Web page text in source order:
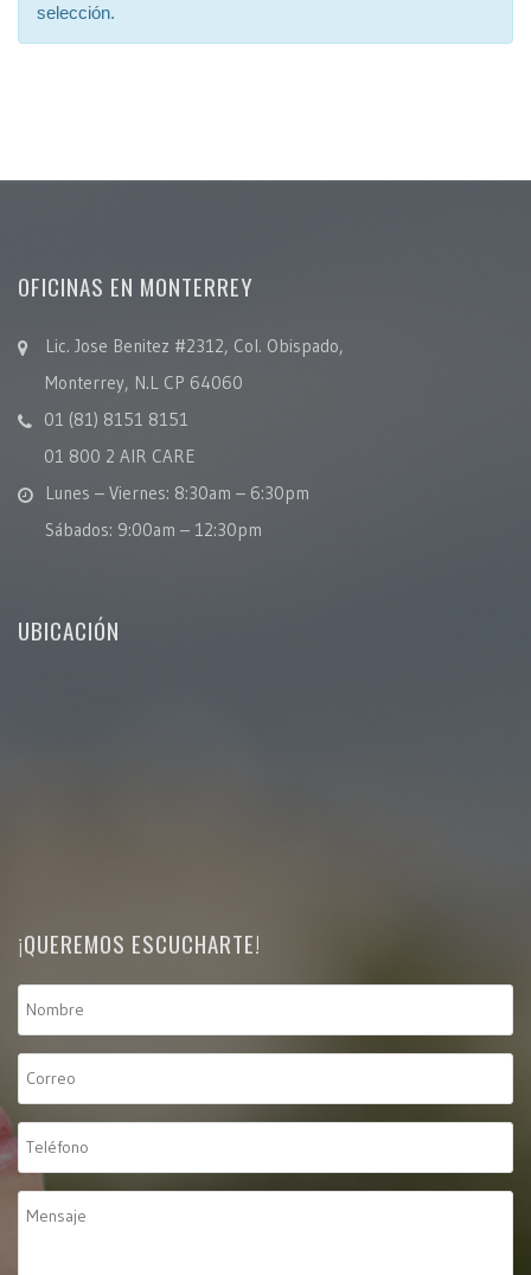
selección.
OFICINAS EN MONTERREY
Lic. Jose Benitez #2312, Col. Obispado,
Monterrey, N.L CP 64060
01 (81) 8151 8151
01 800 2 AIR CARE
Lunes – Viernes: 8:30am – 6:30pm
Sábados: 9:00am – 12:30pm
UBICACIÓN
¡QUEREMOS ESCUCHARTE!